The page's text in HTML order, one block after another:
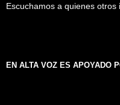
Escuchamos a quienes otros
EN ALTA VOZ ES APOYADO